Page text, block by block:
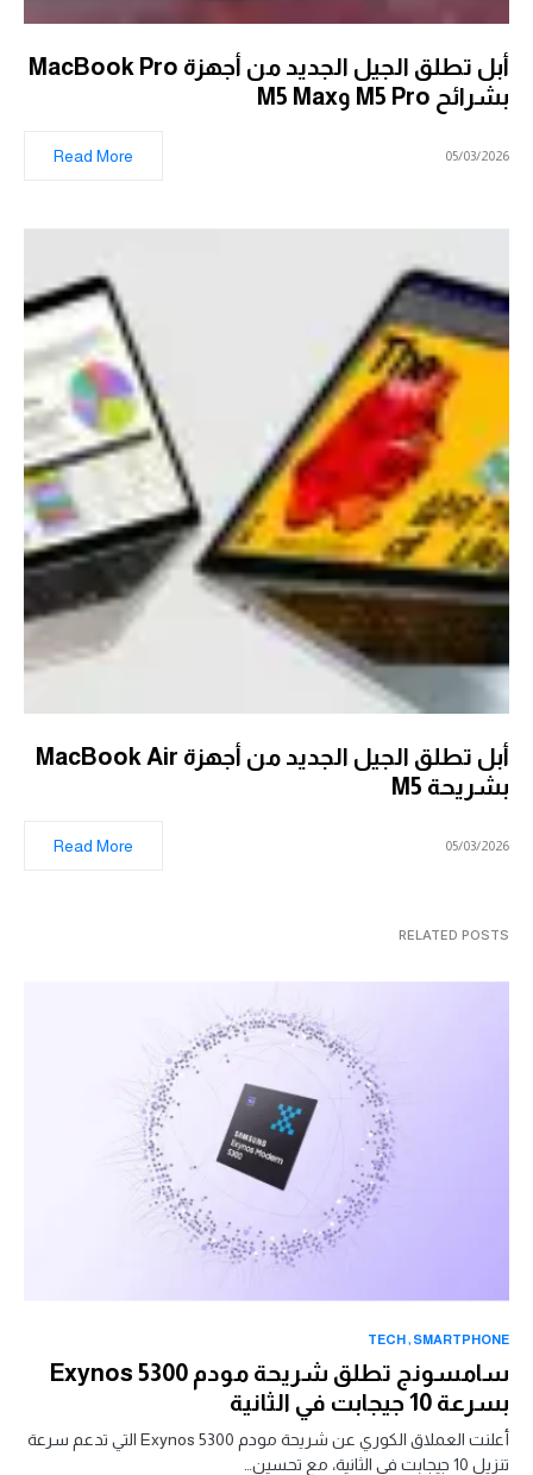
أبل تطلق الجيل الجديد من أجهزة MacBook Pro
بشرائح M5 Pro وM5 Max
05/03/2026
Read More
أبل تطلق الجيل الجديد من أجهزة MacBook Air
بشريحة M5
05/03/2026
Read More
RELATED POSTS
SMARTPHONE
TECH
سامسونج تطلق شريحة مودم Exynos 5300
بسرعة 10 جيجابت في الثانية
أعلنت العملاق الكوري عن شريحة مودم Exynos 5300 التي تدعم سرعة
تنزيل 10 جيجابت في الثانية، مع تحسين…